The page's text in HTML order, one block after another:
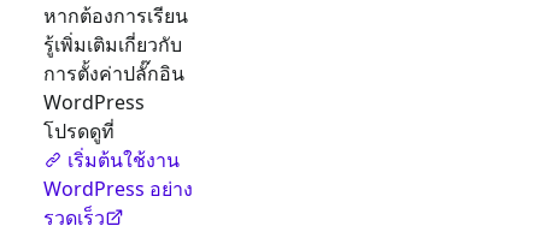
หากต้องการเรียน
รู้เพิ่มเติมเกี่ยวกับ
การตั้งค่าปลั๊กอิน
WordPress
โปรดดูที่
เริ่มต้นใช้งาน
WordPress อย่าง
รวดเร็ว